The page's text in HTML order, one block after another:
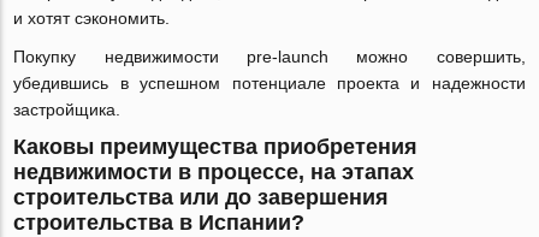
и хотят сэкономить.
Покупку недвижимости pre-launch можно совершить,
убедившись в успешном потенциале проекта и надежности
застройщика.
Каковы преимущества приобретения
недвижимости в процессе, на этапах
строительства или до завершения
строительства в Испании?